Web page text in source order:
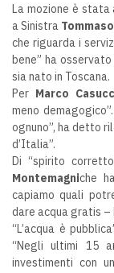
La mozione è
a Sinistra
che riguarda i
bene” ha
sia nato in Toscana.
Per Marco
meno
ognuno”, ha detto
d’Italia”.
Di “spirito
Montemagniche
capiamo quali
dare acqua gratis –
“L’acqua è
“Negli ultimi 15
investimenti con